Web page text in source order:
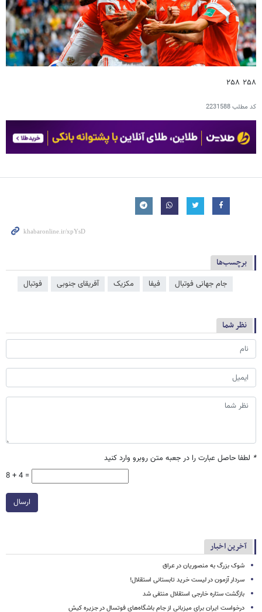
۲۵۸ ۲۵۸
کد مطلب2231588
برچسب‌ها
جام جهانی فوتبال فیفا مکزیک آفریقای جنوبی فوتبال
نظر شما
* لطفا حاصل عبارت را در جعبه متن روبرو وارد کنید
8 + 4 =
ارسال
آخرین اخبار
شوک بزرگ به منصوریان در عراق
سردار آزمون در لیست خرید تابستانی استقلال!
بازگشت ستاره خارجی استقلال منتفی شد
درخواست ایران برای میزبانی از جام باشگاه‌های فوتسال در جزیره کیش